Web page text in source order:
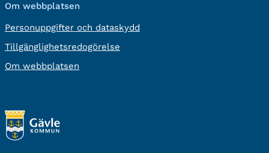
Om webbplatsen
Personuppgifter och dataskydd
Tillgänglighetsredogörelse
Om webbplatsen